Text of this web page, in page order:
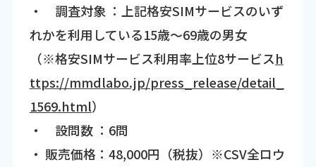
・ 調査対象 ：上記格安SIMサービスのいず
れかを利用している15歳～69歳の男女
（※格安SIMサービス利用率上位8サービスh
ttps://mmdlabo.jp/press_release/detail_
1569.html）
・ 設問数 ：6問
・ 販売価格：48,000円（税抜）※CSV全ロウ